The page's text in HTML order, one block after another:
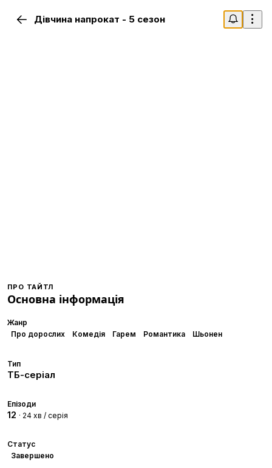
Дівчина напрокат - 5 сезон
ПРО ТАЙТЛ
Основна інформація
Жанр
Про дорослих
Комедія Гарем Романтика Шьонен
Тип
ТБ-серіал
Епізоди
12 · 24 хв / серія
Статус
Завершено